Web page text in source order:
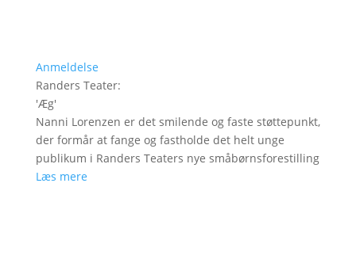
Anmeldelse
Randers Teater:
'Æg'
Nanni Lorenzen er det smilende og faste støttepunkt,
der formår at fange og fastholde det helt unge
publikum i Randers Teaters nye småbørnsforestilling
Læs mere